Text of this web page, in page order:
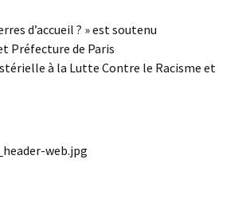
d’accueil ? » est soutenu
Préfecture de Paris
à la Lutte Contre le Racisme et